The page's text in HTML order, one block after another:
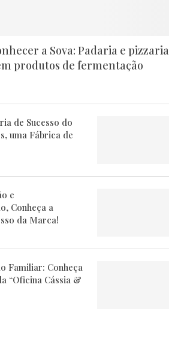
a Sova: Padaria e pizzaria
produtos de fermentação
de Sucesso do
uma Fábrica de
e
Conheça a
da Marca!
Familiar: Conheça
“Oficina Cássia &